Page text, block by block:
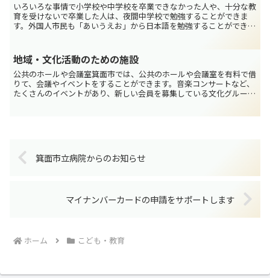
いろいろな事情で小学校や中学校を卒業できなかった人や、十分な教
育を受けないで卒業した人は、夜間中学校で勉強することができま
す。外国人市民も「あいうえお」から日本語を勉強することができま
地域・文化活動のための施設
公共のホールや会議室箕面市では、公共のホールや会議室を有料で借
りて、会議やイベントをすることができます。音楽コンサートなど、
たくさんのイベントがあり、新しい会員を募集している文化グループ
箕面市立病院からのお知らせ
マイナンバーカードの申請をサポートします
ホーム こども・教育